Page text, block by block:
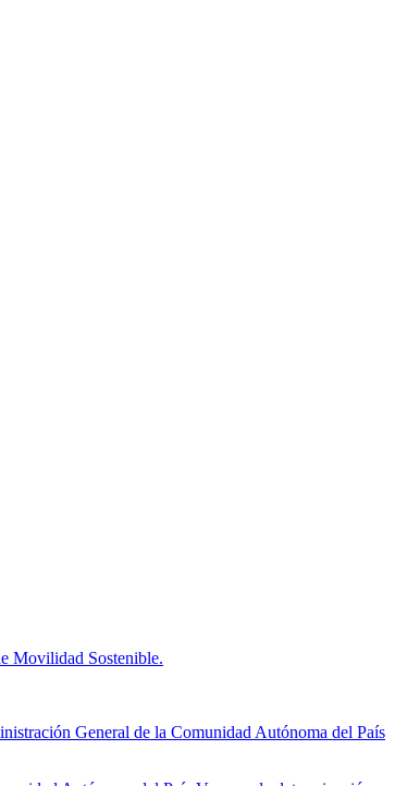
Movilidad Sostenible.
General de la Comunidad Autónoma del País